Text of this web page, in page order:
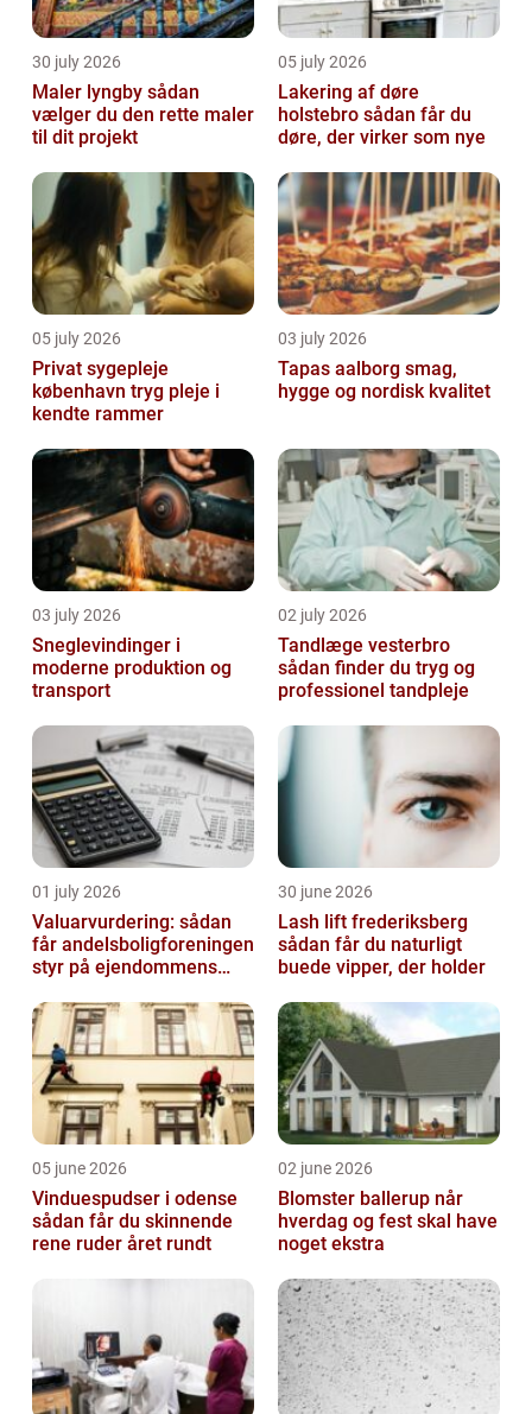
30 july 2026
Maler lyngby sådan
vælger du den rette maler
til dit projekt
05 july 2026
Lakering af døre
holstebro sådan får du
døre, der virker som nye
05 july 2026
Privat sygepleje
københavn tryg pleje i
kendte rammer
03 july 2026
Tapas aalborg smag,
hygge og nordisk kvalitet
03 july 2026
Sneglevindinger i
moderne produktion og
transport
02 july 2026
Tandlæge vesterbro
sådan finder du tryg og
professionel tandpleje
01 july 2026
Valuarvurdering: sådan
får andelsboligforeningen
styr på ejendommens
30 june 2026
Lash lift frederiksberg
sådan får du naturligt
buede vipper, der holder
05 june 2026
Vinduespudser i odense
sådan får du skinnende
rene ruder året rundt
02 june 2026
Blomster ballerup når
hverdag og fest skal have
noget ekstra